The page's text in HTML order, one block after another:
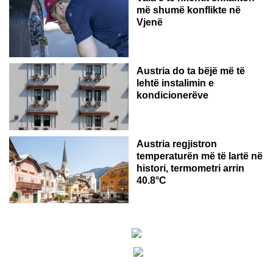
më shumë konflikte në
Vjenë
Austria do ta bëjë më të
lehtë instalimin e
kondicionerëve
Austria regjistron
temperaturën më të lartë në
histori, termometri arrin
40.8°C